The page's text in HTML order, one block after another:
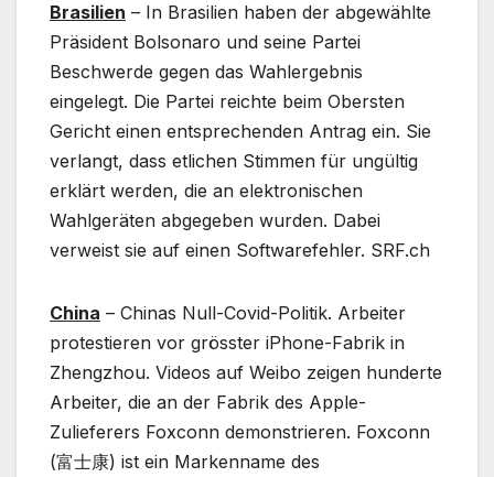
Brasilien – In Brasilien haben der abgewählte
Präsident Bolsonaro und seine Partei
Beschwerde gegen das Wahlergebnis
eingelegt. Die Partei reichte beim Obersten
Gericht einen entsprechenden Antrag ein. Sie
verlangt, dass etlichen Stimmen für ungültig
erklärt werden, die an elektronischen
Wahlgeräten abgegeben wurden. Dabei
verweist sie auf einen Softwarefehler. SRF.ch
China – Chinas Null-Covid-Politik. Arbeiter
protestieren vor grösster iPhone-Fabrik in
Zhengzhou. Videos auf Weibo zeigen hunderte
Arbeiter, die an der Fabrik des Apple-
Zulieferers Foxconn demonstrieren. Foxconn
(富士康) ist ein Markenname des